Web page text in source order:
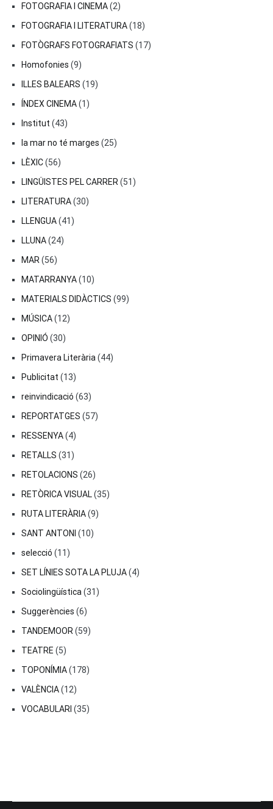
FOTOGRAFIA I CINEMA(2)
FOTOGRAFIA I LITERATURA(18)
FOTÒGRAFS FOTOGRAFIATS (17)
Homofonies (9)
ILLES BALEARS (19)
ÍNDEX CINEMA(1)
Institut (43)
la mar no té marges (25)
LÈXIC(56)
LINGÜISTES PEL CARRER (51)
LITERATURA(30)
LLENGUA(41)
LLUNA(24)
MAR (56)
MATARRANYA(10)
MATERIALS DIDÀCTICS (99)
MÚSICA(12)
OPINIÓ (30)
Primavera Literària (44)
Publicitat (13)
reinvindicació (63)
REPORTATGES (57)
RESSENYA(4)
RETALLS (31)
RETOLACIONS (26)
RETÒRICA VISUAL(35)
RUTA LITERÀRIA(9)
SANT ANTONI (10)
selecció (11)
SET LÍNIES SOTA LA PLUJA(4)
Sociolingüística (31)
Suggerències (6)
TANDEMOOR (59)
TEATRE (5)
TOPONÍMIA(178)
VALÈNCIA(12)
VOCABULARI (35)